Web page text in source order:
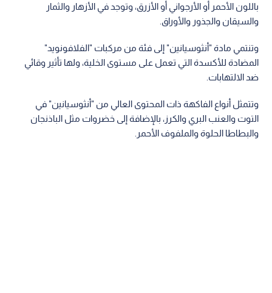
باللون الأحمر أو الأرجواني أو الأزرق، وتوجد في الأزهار والثمار
والسيقان والجذور والأوراق.
وتنتمي مادة "أنثوسيانين" إلى فئة من مركبات "الفلافونويد"
المضادة للأكسدة التي تعمل على مستوى الخلية، ولها تأثير وقائي
ضد الالتهابات.
وتتمثل أنواع الفاكهة ذات المحتوى العالي من "أنثوسيانين" في
التوت والعنب البري والكرز، بالإضافة إلى خضروات مثل الباذنجان
والبطاطا الحلوة والملفوف الأحمر.